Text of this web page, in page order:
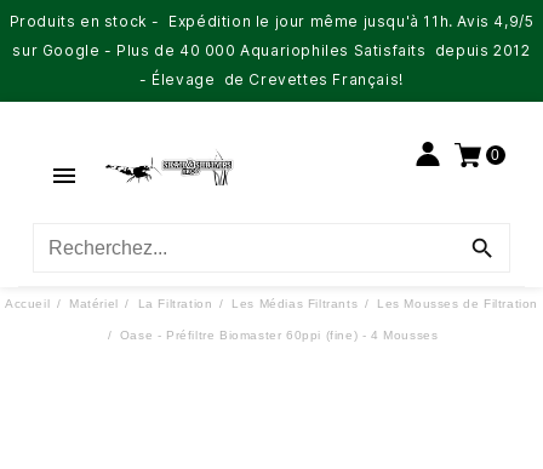
Produits en stock - Expédition le jour même jusqu'à 11h. Avis 4,9/5
sur Google - Plus de 40 000 Aquariophiles Satisfaits depuis 2012
- Élevage de Crevettes Français!

0

Accueil Matériel La Filtration Les Médias Filtrants Les Mousses de Filtration
Oase - Préfiltre Biomaster 60ppi (fine) - 4 Mousses